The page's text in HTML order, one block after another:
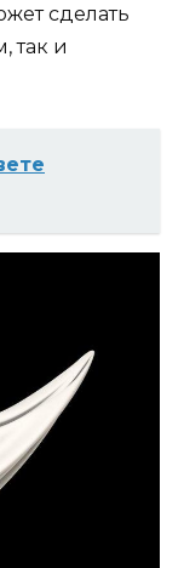
сделать
так и